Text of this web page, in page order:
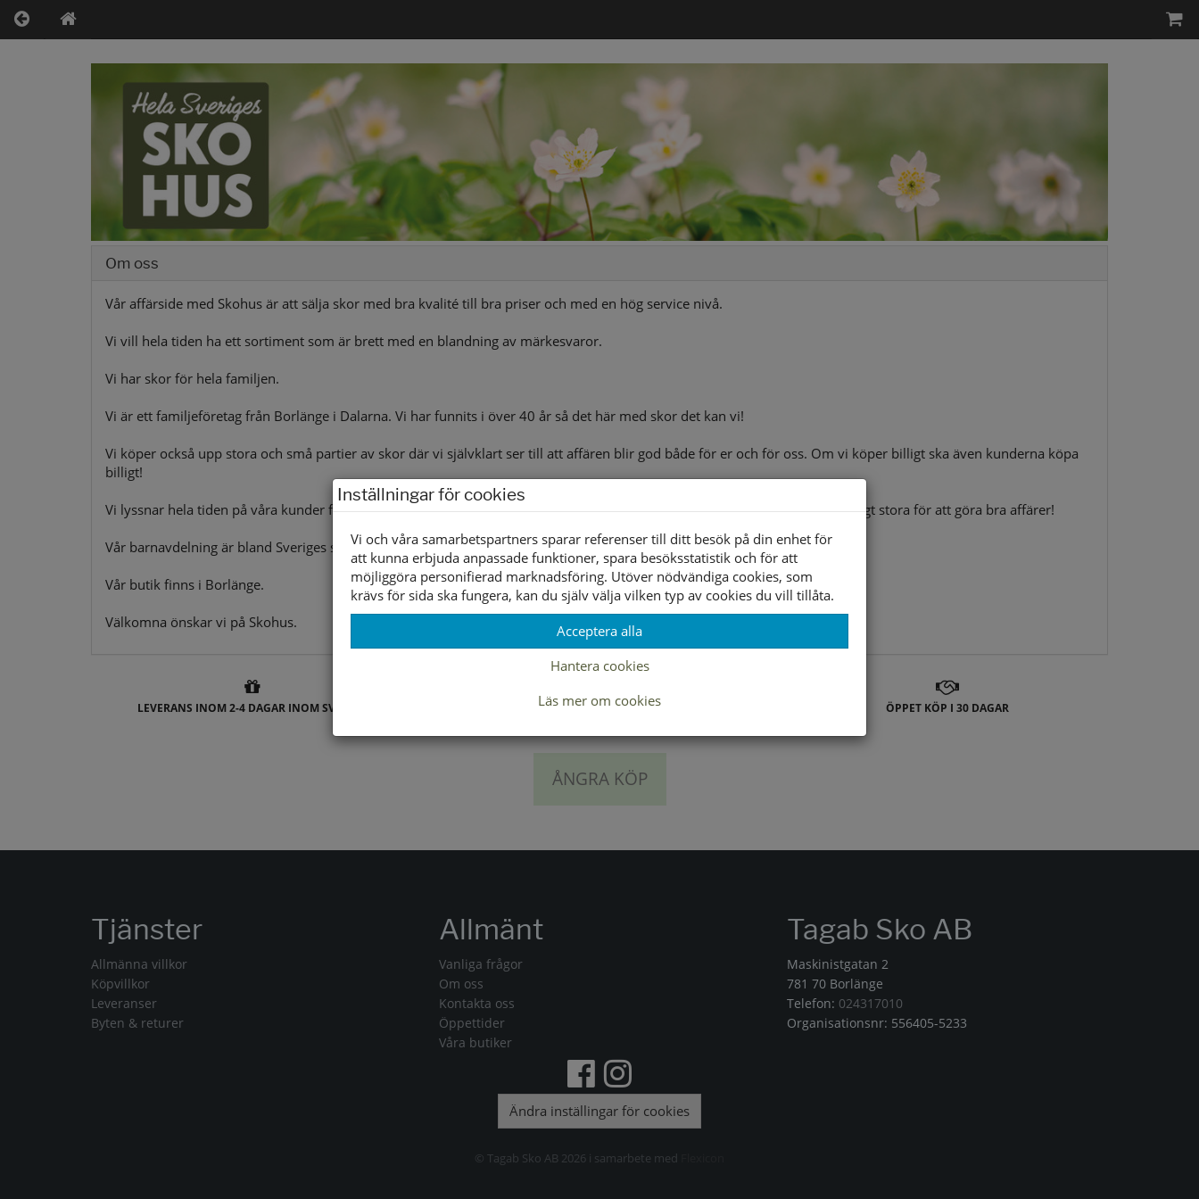
Om oss
Vår affärside med Skohus är att sälja skor med bra kvalité till bra priser och med en hög service nivå.
Vi vill hela tiden ha ett sortiment som är brett med en blandning av märkesvaror.
Vi har skor för hela familjen.
Vi är ett familjeföretag från Borlänge i Dalarna. Vi har funnits i över 40 år så det här med skor det kan vi!
Vi köper också upp stora och små partier av skor där vi självklart ser till att affären blir god både för er och för oss. Om vi köper billigt ska även kunderna köpa
billigt!
Vi lyssnar hela tiden på våra kunder för att ha rätt skor i butiken. Vi är tillräckligt små för att kunna vara flexibla och tillräckligt stora för att göra bra affärer!
Vår barnavdelning är bland Sveriges största. Där finns allt för en barnfot.
Vår butik finns i Borlänge.
Välkomna önskar vi på Skohus.
LEVERANS INOM 2-4 DAGAR INOM SVERIGE
FRAKT 49:-
ÖPPET KÖP I 30 DAGAR
ÅNGRA KÖP
Inställningar för cookies
Vi och våra samarbetspartners sparar referenser till ditt besök på din enhet för
att kunna erbjuda anpassade funktioner, spara besöksstatistik och för att
möjliggöra personifierad marknadsföring. Utöver nödvändiga cookies, som
krävs för sida ska fungera, kan du själv välja vilken typ av cookies du vill tillåta.
Acceptera alla
Hantera cookies
Läs mer om cookies
Tjänster
Allmänna villkor
Köpvillkor
Leveranser
Byten & returer
Allmänt
Vanliga frågor
Om oss
Kontakta oss
Öppettider
Våra butiker
Tagab Sko AB
Maskinistgatan 2
781 70 Borlänge
Telefon: 024317010
Organisationsnr: 556405-5233
Ändra inställingar för cookies
© Tagab Sko AB 2026 i samarbete med